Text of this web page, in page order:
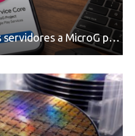
Google no bloqueará sus servidores a MicroG pero tiene un plan para eliminarlo como opción para teléfonos Huawei